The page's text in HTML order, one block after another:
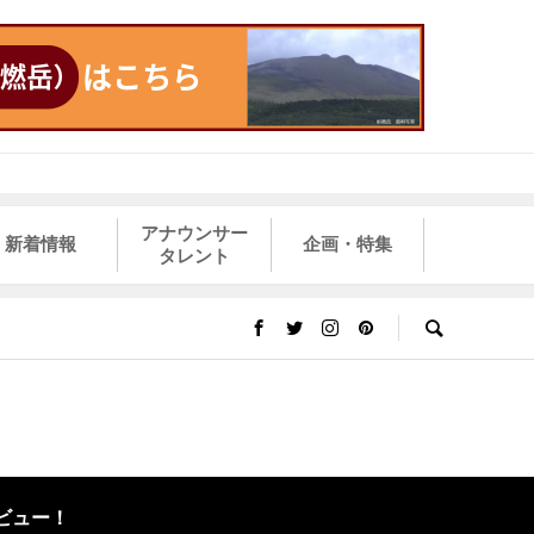
新着情報
アナウンサー
タレント
企画・特集
ュー！